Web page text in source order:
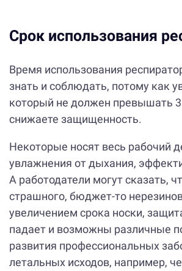
Срок использования
Время использования
знать и соблюдать, потому как
который не должен превышать
снижаете защищенность.
Некоторые носят весь рабочий
увлажнения от дыхания,
А работодатели могут сказать,
страшного, бюджет-то
увеличением срока носки,
падает и возможны различные
развития профессиональных
летальных исходов, например,